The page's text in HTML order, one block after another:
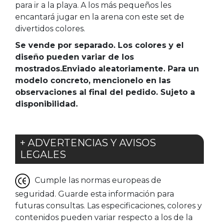
para ir a la playa. A los más pequeños les
encantará jugar en la arena con este set de
divertidos colores.
Se vende por separado. Los colores y el
diseño pueden variar de los
mostrados.Enviado aleatoriamente. Para un
modelo concreto, mencionelo en las
observaciones al final del pedido. Sujeto a
disponibilidad.
+ ADVERTENCIAS Y AVISOS
LEGALES
Cumple las normas europeas de
seguridad. Guarde esta información para
futuras consultas. Las especificaciones, colores y
contenidos pueden variar respecto a los de la